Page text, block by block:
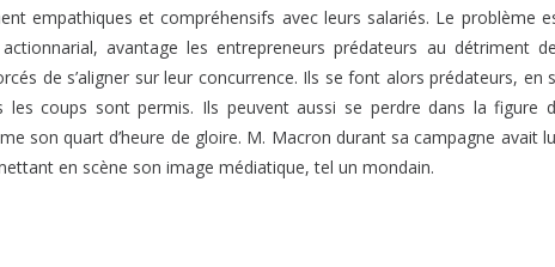
empathiques et compréhensifs avec leurs salariés. Le problème
avantage les entrepreneurs prédateurs au détriment
de s’aligner sur leur concurrence. Ils se font alors prédateurs, en
coups sont permis. Ils peuvent aussi se perdre dans la figure
son quart d’heure de gloire. M. Macron durant sa campagne avait
en scène son image médiatique, tel un mondain.